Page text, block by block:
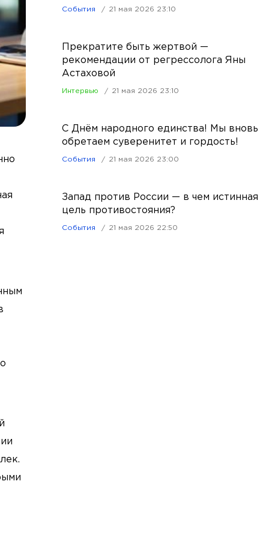
События 21 мая 2026 23:10
Прекратите быть жертвой —
рекомендации от регрессолога Яны
Астаховой
Интервью 21 мая 2026 23:10
С Днём народного единства! Мы вновь
обретаем суверенитет и гордость!
События 21 мая 2026 23:00
Запад против России — в чем истинная
цель противостояния?
События 21 мая 2026 22:50